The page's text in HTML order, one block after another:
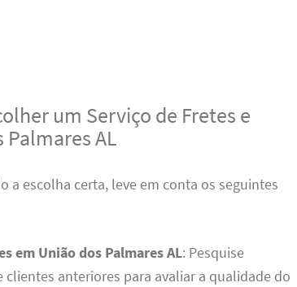
um Serviço de Fretes e
Palmares AL
a escolha certa, leve em conta os seguintes
em União dos Palmares AL: Pesquise
clientes anteriores para avaliar a qualidade do